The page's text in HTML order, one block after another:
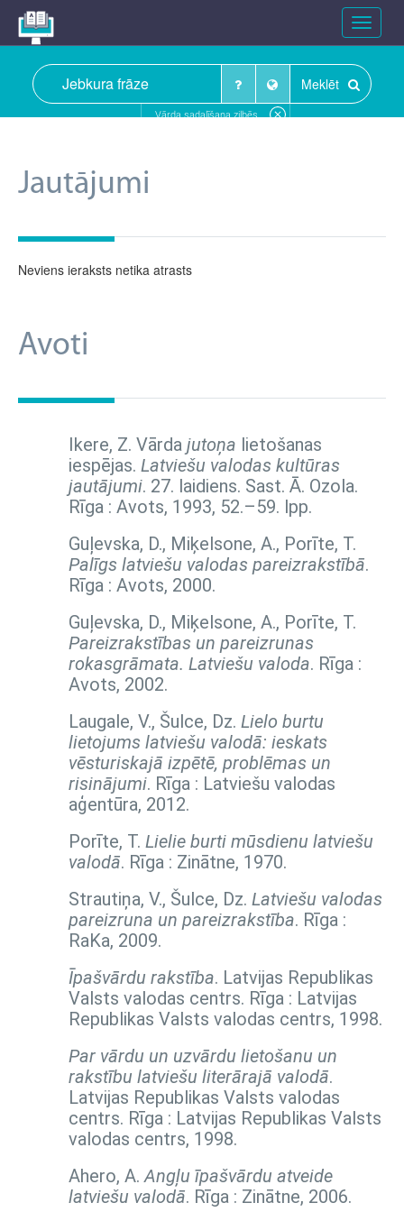
Toggle
Meklēt
Vārda sadalīšana zilbēs
Jautājumi
Neviens ieraksts netika atrasts
Avoti
Ikere, Z. Vārda jutoņa lietošanas
iespējas. Latviešu valodas kultūras
jautājumi. 27. laidiens. Sast. Ā. Ozola.
Rīga : Avots, 1993, 52.–59. lpp.
Guļevska, D., Miķelsone, A., Porīte, T.
Palīgs latviešu valodas pareizrakstībā.
Rīga : Avots, 2000.
Guļevska, D., Miķelsone, A., Porīte, T.
Pareizrakstības un pareizrunas
rokasgrāmata. Latviešu valoda. Rīga :
Avots, 2002.
Laugale, V., Šulce, Dz. Lielo burtu
lietojums latviešu valodā: ieskats
vēsturiskajā izpētē, problēmas un
risinājumi. Rīga : Latviešu valodas
aģentūra, 2012.
Porīte, T. Lielie burti mūsdienu latviešu
valodā. Rīga : Zinātne, 1970.
Strautiņa, V., Šulce, Dz. Latviešu valodas
pareizruna un pareizrakstība. Rīga :
RaKa, 2009.
Īpašvārdu rakstība. Latvijas Republikas
Valsts valodas centrs. Rīga : Latvijas
Republikas Valsts valodas centrs, 1998.
Par vārdu un uzvārdu lietošanu un
rakstību latviešu literārajā valodā.
Latvijas Republikas Valsts valodas
centrs. Rīga : Latvijas Republikas Valsts
valodas centrs, 1998.
Ahero, A.Angļu īpašvārdu atveide
latviešu valodā. Rīga : Zinātne, 2006.